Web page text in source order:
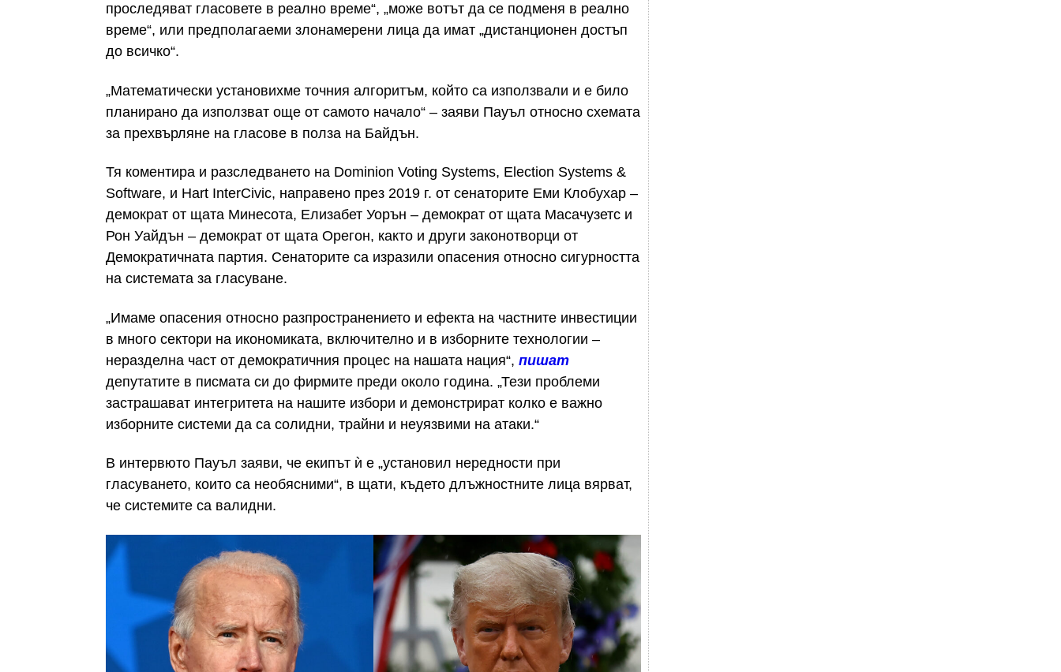
проследяват гласовете в реално време“, „може вотът да се подменя в реално
време“, или предполагаеми злонамерени лица да имат „дистанционен достъп
до всичко“.
„Математически установихме точния алгоритъм, който са използвали и е било
планирано да използват още от самото начало“ – заяви Пауъл относно схемата
за прехвърляне на гласове в полза на Байдън.
Тя коментира и разследването на Dominion Voting Systems, Election Systems &
Software, и Hart InterCivic, направено през 2019 г. от сенаторите Еми Клобухар –
демократ от щата Минесота, Елизабет Уорън – демократ от щата Масачузетс и
Рон Уайдън – демократ от щата Орегон, както и други законотворци от
Демократичната партия. Сенаторите са изразили опасения относно сигурността
на системата за гласуване.
„Имаме опасения относно разпространението и ефекта на частните инвестиции
в много сектори на икономиката, включително и в изборните технологии –
неразделна част от демократичния процес на нашата нация“, пишат
депутатите в писмата си до фирмите преди около година. „Тези проблеми
застрашават интегритета на нашите избори и демонстрират колко е важно
изборните системи да са солидни, трайни и неуязвими на атаки.“
В интервюто Пауъл заяви, че екипът ѝ е „установил нередности при
гласуването, които са необясними“, в щати, където длъжностните лица вярват,
че системите са валидни.